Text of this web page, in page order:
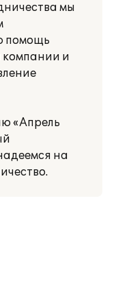
мы
помощь
и
«Апрель
на